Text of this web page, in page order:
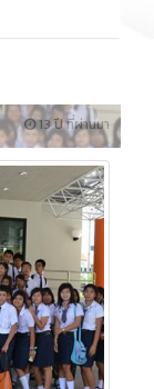
13 ปี ที่ผ่านมา